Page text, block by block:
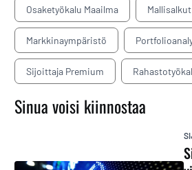
Osaketyökalu Maailma
Markkinaympäristö
Sijoittaja Premium
Sinua voisi kiinnostaa